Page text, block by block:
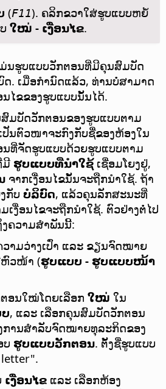
(F11). ຄລິກຂວາໃສ່ຮູບແບບຫຍໍ້
ໃໝ່ - ເງື່ອນໄຂ.
ນຮູບແບບວັກຕອນທີ່ມີຄຸນສົມບັດ
. ເມື່ອກຳນົດແລ້ວ, ທ່ານບໍ່ສາມາດ
ໄຂຂອງຮູບແບບນັ້ນໄດ້.
ມບັດວັກຕອນຂອງຮູບແບບຕາມ
ປັນຕົວໜາຈະກົງກັບຊື່ຂອງຫ້ອງໃນ
ນທີ່ຈັດຮູບແບບດ້ວຍຮູບແບບຕາມ
ມີ ຮູບແບບທີ່ນຳໃຊ້ເຊື່ອມໂຍງຢູ່,
ຈາກເງື່ອນໄຂນັ້ນຈະຖືກນຳໃຊ້. ຖ້າ
ກັບ ບໍລິບົດ, ແລ້ວຄຸນລັກສະນະທີ່
ເງື່ອນໄຂຈະຖືກນຳໃຊ້. ຕົວຢ່າງຕໍ່ໄປ
ຄວາມສຳພັນນີ້:
ວາມວ່າງເປົ່າ ແລະ ຂຽນຈົດໝາຍ
ວໜ້າ (ຮູບແບບ - ຮູບແບບໜ້າ
ອນໃໝ່ໂດຍເລືອກ ໃໝ່ ໃນ
, ແລະ ເລືອກຄຸນສົມບັດວັກຕອນ
ານສຳລັບຈົດໝາຍທຸລະກິດຂອງ
ບ ຮູບແບບວັກຕອນ. ຕັ້ງຊື່ຮູບແບບ
letter".
ເງື່ອນໄຂ ແລະ ເລືອກຫ້ອງ